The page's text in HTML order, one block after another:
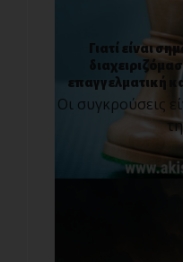
Γιατί είναι
επαγγελματική
Οι συγκρούσεις